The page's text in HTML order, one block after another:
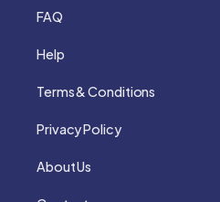
FAQ
Help
Terms & Conditions
Privacy Policy
About Us